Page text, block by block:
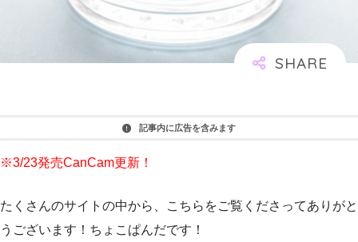
記事内に広告を含みます
※3/23発売CanCam更新！
たくさんのサイトの中から、こちらをご覧くださってありがと
うございます！ちょこぱんだです！